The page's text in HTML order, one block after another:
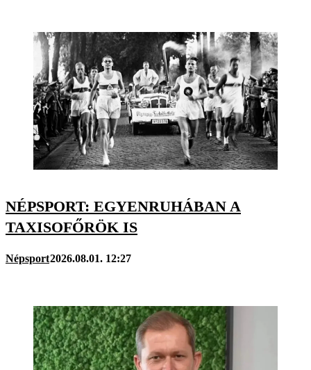
NÉPSPORT: EGYENRUHÁBAN A
TAXISOFŐRÖK IS
Népsport2026.08.01. 12:27